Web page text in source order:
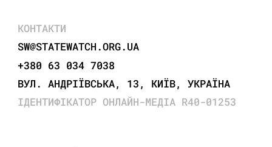
КОНТАКТИ
SW@STATEWATCH.ORG.UA
+380 63 034 7038
ВУЛ. АНДРІЇВСЬКА, 13, КИЇВ, УКРАЇНА
ІДЕНТИФІКАТОР ОНЛАЙН-МЕДІА R40-01253